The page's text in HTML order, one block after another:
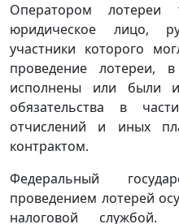
Оператором
юридическое лицо,
участники которого
проведение лотереи,
исполнены или были
обязательства в
отчислений и иных
контрактом.
Федеральный
проведением лотерей
налоговой